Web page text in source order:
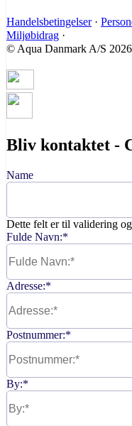
Handelsbetingelser·
Miljøbidrag ·
© Aqua Danmark A/S
Bliv kontaktet -
Name
Dette felt er til validering
Fulde Navn:*
Adresse:*
Postnummer:*
By:*